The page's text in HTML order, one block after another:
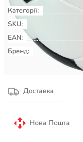
Категорії:
SKU:
EAN:
Бренд:
Доставка
Нова Пошта